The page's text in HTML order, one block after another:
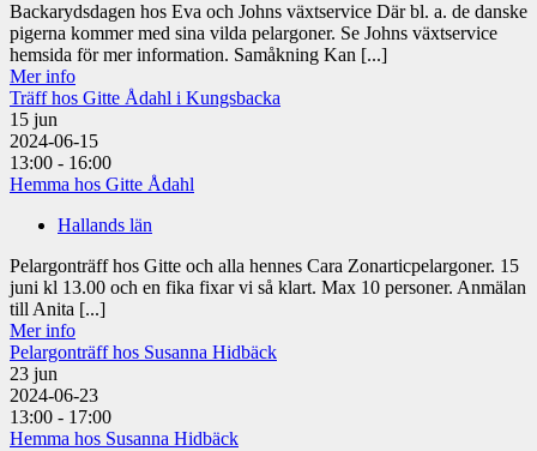
Backarydsdagen hos Eva och Johns växtservice Där bl. a. de danske
pigerna kommer med sina vilda pelargoner. Se Johns växtservice
hemsida för mer information. Samåkning Kan [...]
Mer info
Träff hos Gitte Ådahl i Kungsbacka
15 jun
2024-06-15
13:00 - 16:00
Hemma hos Gitte Ådahl
Hallands län
Pelargonträff hos Gitte och alla hennes Cara Zonarticpelargoner. 15
juni kl 13.00 och en fika fixar vi så klart. Max 10 personer. Anmälan
till Anita [...]
Mer info
Pelargonträff hos Susanna Hidbäck
23 jun
2024-06-23
13:00 - 17:00
Hemma hos Susanna Hidbäck